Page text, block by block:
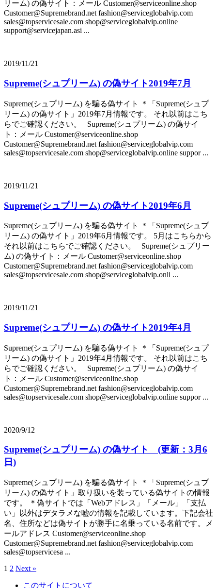
リーム) の偽サイト：メール Customer@serviceonline.shop
Customer@Supremebrand.net fashion@serviceglobalvip.com
sales@topservicesale.com shop@serviceglobalvip.online
support@servicejapan.asi ...
2019/11/21
Supreme(シュプリーム) の偽サイト2019年7月
Supreme(シュプリーム) を騙る偽サイト ＊「Supreme(シュプ
リーム) の偽サイト」2019年7月情報です。 それ以前はこち
らでご確認ください。 Supreme(シュプリーム) の偽サイ
ト：メール Customer@serviceonline.shop
Customer@Supremebrand.net fashion@serviceglobalvip.com
sales@topservicesale.com shop@serviceglobalvip.online suppor ...
2019/11/21
Supreme(シュプリーム) の偽サイト2019年6月
Supreme(シュプリーム) を騙る偽サイト ＊「Supreme(シュプ
リーム) の偽サイト」2019年6月情報です。 5月はこちらから
それ以前はこちらでご確認ください。 Supreme(シュプリー
ム) の偽サイト：メール Customer@serviceonline.shop
Customer@Supremebrand.net fashion@serviceglobalvip.com
sales@topservicesale.com shop@serviceglobalvip.onli ...
2019/11/21
Supreme(シュプリーム) の偽サイト2019年4月
Supreme(シュプリーム) を騙る偽サイト ＊「Supreme(シュプ
リーム) の偽サイト」2019年4月情報です。 それ以前はこち
らでご確認ください。 Supreme(シュプリーム) の偽サイ
ト：メール Customer@serviceonline.shop
Customer@Supremebrand.net fashion@serviceglobalvip.com
sales@topservicesale.com shop@serviceglobalvip.online suppor ...
2020/9/12
Supreme(シュプリーム) の偽サイト (更新：3月6
日)
Supreme(シュプリーム) を騙る偽サイト ＊「Supreme(シュプ
リーム) の偽サイト」取り扱いを装っている偽サイトの情報
です。 ＊偽サイトでは「Webアドレス」「メール」「支払
い」以外はデタラメな嘘の情報を記載しています。下記会社
名、住所などは偽サイトが勝手に名乗っている名前です。メ
ールアドレス Customer@serviceonline.shop
Customer@Supremebrand.net fashion@serviceglobalvip.com
sales@topservicesa ...
1 2 Next »
このサイトについて